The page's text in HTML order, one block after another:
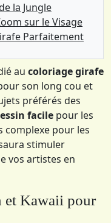
la Jungle
sur le Visage
Parfaitement
au coloriage girafe
son long cou et
préférés des
facile pour les
complexe pour les
stimuler
vos artistes en
et Kawaii pour